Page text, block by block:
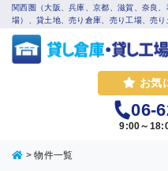
関西圏（大阪、兵庫、京都、滋賀、奈良
場）、貸土地、売り倉庫、売り工場、売
お気
06-
9:00～
>物件一覧